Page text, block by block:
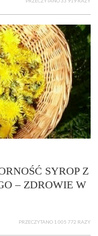
SYROP Z
– ZDROWIE W
PRZECZYTANO 1 005 772 RAZY